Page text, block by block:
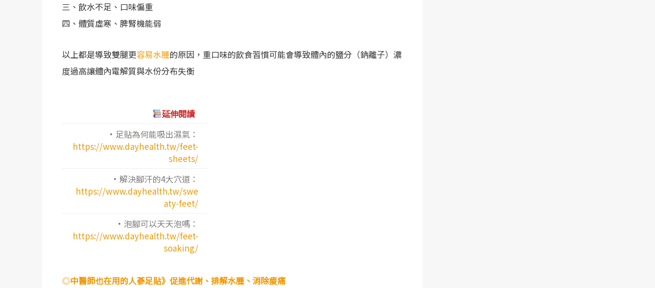
三、飲水不足、口味偏重
四、體質虛寒、脾腎機能弱
以上都是導致雙腿更容易水腫的原因，重口味的飲食習慣可能會導致體內的鹽分（鈉離子）濃
度過高讓體內電解質與水份分布失衡
延伸閱讀
·足貼為何能吸出濕氣：
https://www.dayhealth.tw/feet-
sheets/
·解決腳汗的4大穴道：
https://www.dayhealth.tw/swe
aty-feet/
·泡腳可以天天泡嗎：
https://www.dayhealth.tw/feet-
soaking/
◎中醫師也在用的人蔘足貼》促進代謝、排解水腫、消除痠痛